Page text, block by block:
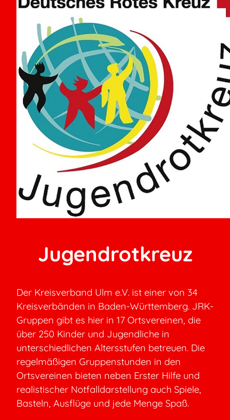
Jugendrotkreuz
Der Kreisverband Ulm e.V. ist einer von 34
Kreisverbänden in Baden-Württemberg. JRK-
Gruppen gibt es hier in 17 Ortsvereinen, die
über 250 Kinder und Jugendliche in
unterschiedlichen Altersstufen betreuen. Die
regelmäßigen Gruppenstunden in den
Ortsvereinen bieten neben Erster Hilfe und
realistischer Notfalldarstellung auch Spiele,
Basteln, Ausflüge und jede Menge Spaß.